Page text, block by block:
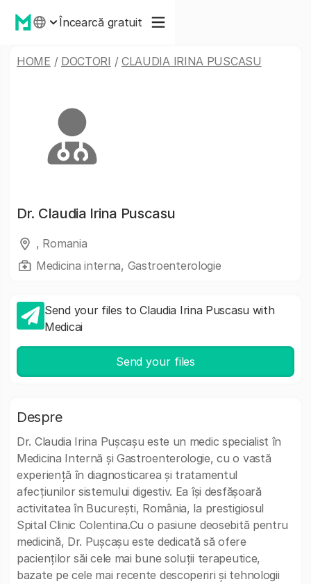
Încearcă gratuit
HOME / DOCTORI / CLAUDIA IRINA PUSCASU
Dr. Claudia Irina Puscasu
, Romania
Medicina interna, Gastroenterologie
Send your files to Claudia Irina Puscasu with
Medicai
Send your files
Despre
Dr. Claudia Irina Pușcașu este un medic specialist în
Medicina Internă și Gastroenterologie, cu o vastă
experiență în diagnosticarea și tratamentul
afecțiunilor sistemului digestiv. Ea își desfășoară
activitatea în București, România, la prestigiosul
Spital Clinic Colentina.Cu o pasiune deosebită pentru
medicină, Dr. Pușcașu este dedicată să ofere
pacienților săi cele mai bune soluții terapeutice,
bazate pe cele mai recente descoperiri și tehnologii